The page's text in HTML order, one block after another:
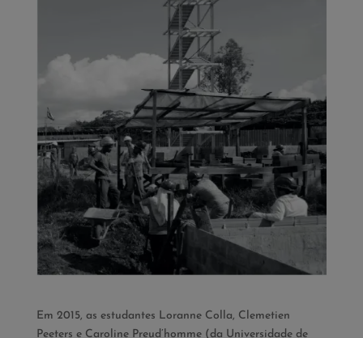
Em 2015, as estudantes Loranne Colla, Clemetien
Peeters e Caroline Preud’homme (da Universidade de